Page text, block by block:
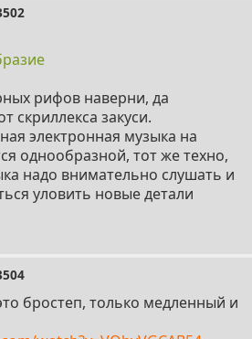
рифов наверни, да
скриллекса закуси.
электронная музыка на
однообразной, тот же техно,
надо внимательно слушать и
уловить новые детали
бростеп, только медленный и